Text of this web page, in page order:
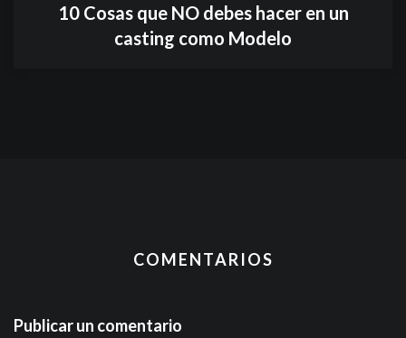
10 Cosas que NO debes hacer en un
casting como Modelo
COMENTARIOS
Publicar un comentario